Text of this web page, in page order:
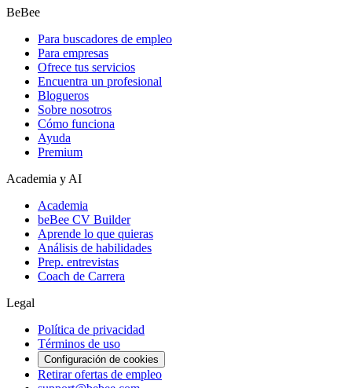
BeBee
Para buscadores de empleo
Para empresas
Ofrece tus servicios
Encuentra un profesional
Blogueros
Sobre nosotros
Cómo funciona
Ayuda
Premium
Academia y AI
Academia
beBee CV Builder
Aprende lo que quieras
Análisis de habilidades
Prep. entrevistas
Coach de Carrera
Legal
Política de privacidad
Términos de uso
Configuración de cookies
Retirar ofertas de empleo